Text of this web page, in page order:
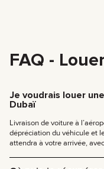
FAQ -
Je voudrais louer
Dubaï
Livraison de voiture à
dépréciation du véhicule et
attendra à votre arrivée,